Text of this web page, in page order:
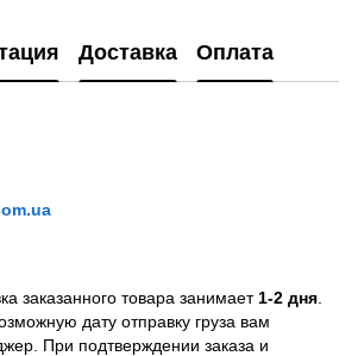
Доставка Оплата
заказанного товара занимает 1-2 дня
дату отправку груза вам
При подтверждении заказа и